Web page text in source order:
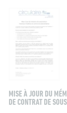
MISE À JOUR DU
DE CONTRAT DE